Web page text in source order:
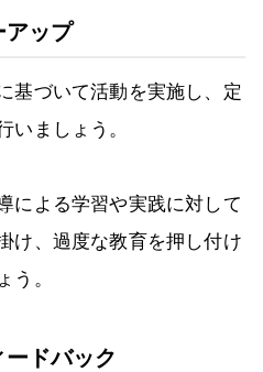
アップ
基づいて活動を実施し、定
いましょう。
による学習や実践に対して
け、過度な教育を押し付け
う。
ドバック